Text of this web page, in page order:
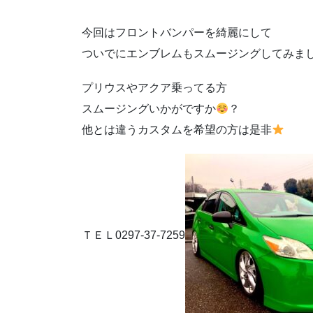
今回はフロントバンパーを綺麗にして
ついでにエンブレムもスムージングしてみま
プリウスやアクア乗ってる方
スムージングいかがですか
？
他とは違うカスタムを希望の方は是非
ＴＥＬ0297-37-7259